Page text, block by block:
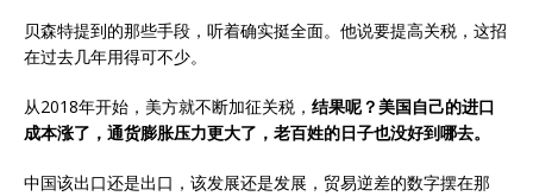
贝森特提到的那些手段，听着确实挺全面。他说要提高关税，这招
在过去几年用得可不少。
从2018年开始，美方就不断加征关税， 结果呢？美国自己的进口
成本涨了，通货膨胀压力更大了，老百姓的日子也没好到哪去。
中国该出口还是出口，该发展还是发展，贸易逆差的数字摆在那